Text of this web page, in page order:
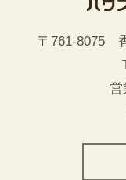
〒761-8075